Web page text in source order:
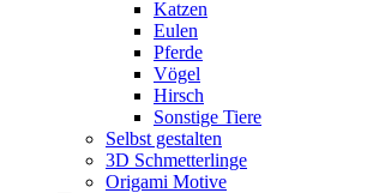
Katzen
Eulen
Pferde
Vögel
Hirsch
Sonstige Tiere
Selbst gestalten
3D Schmetterlinge
Origami Motive